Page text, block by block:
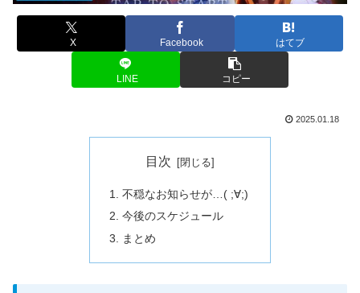
X Facebook はてブ
LINE コピー
2025.01.18
目次
不穏なお知らせが…( ;∀;)
今後のスケジュール
まとめ